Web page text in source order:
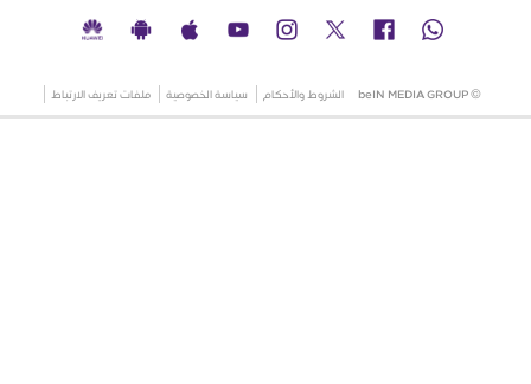
© beIN MEDIA GROUP الشروط والأحكام سياسة الخصوصية ملفات تعريف الارتباط